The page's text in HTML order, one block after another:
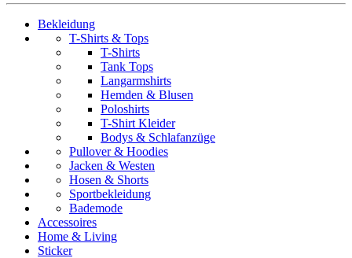
Bekleidung
T-Shirts & Tops
T-Shirts
Tank Tops
Langarmshirts
Hemden & Blusen
Poloshirts
T-Shirt Kleider
Bodys & Schlafanzüge
Pullover & Hoodies
Jacken & Westen
Hosen & Shorts
Sportbekleidung
Bademode
Accessoires
Home & Living
Sticker